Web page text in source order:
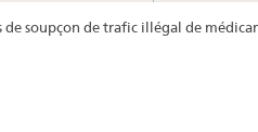
de soupçon de trafic illégal de